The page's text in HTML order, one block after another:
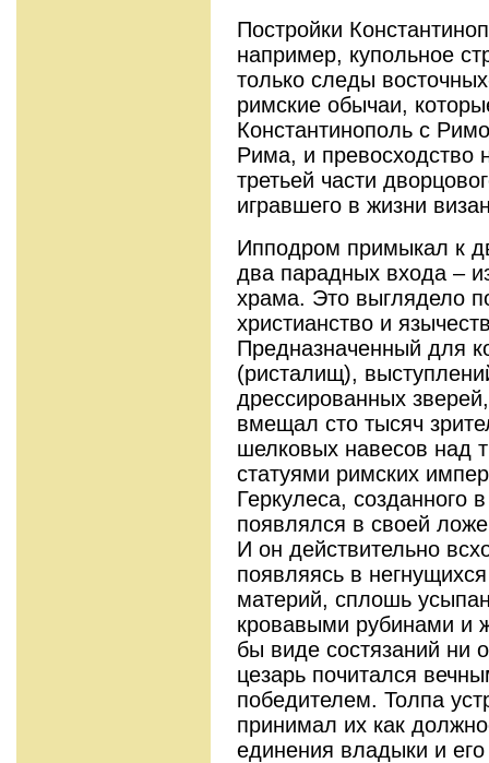
Постройки
например, купольное
только следы
римские обычаи,
Константинополь с
Рима, и превосходство
третьей части
игравшего в жизни
Ипподром примыкал к
два парадных входа –
храма. Это выглядело
христианство и
Предназначенный для
(ристалищ),
дрессированных
вмещал сто тысяч
шелковых навесов над
статуями римских
Геркулеса, созданного
появлялся в своей
И он действительно
появляясь в
материй, сплошь
кровавыми рубинами и
бы виде состязаний ни
цезарь почитался
победителем. Толпа
принимал их как
единения владыки и